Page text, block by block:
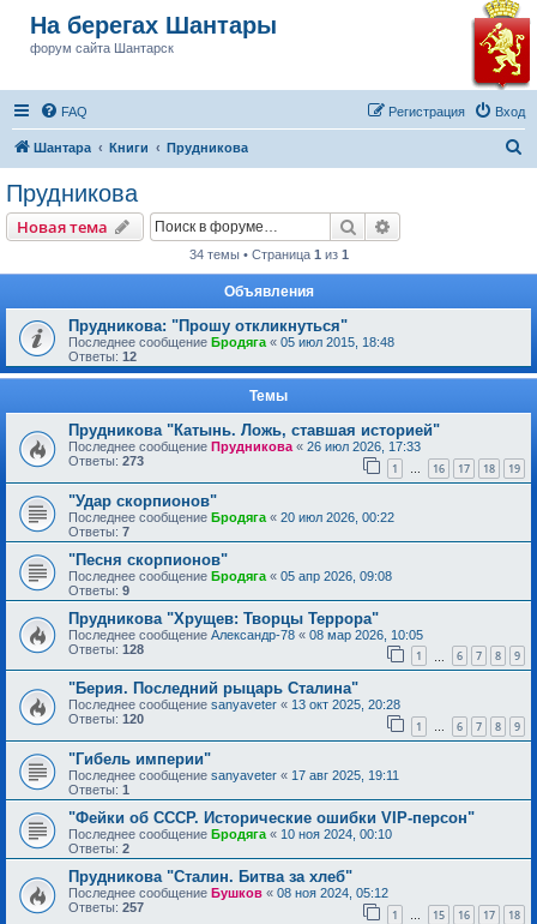
На берегах Шантары
форум сайта Шантарск
FAQ Вход
Регистрация
Шантара Книги Прудникова
Прудникова
Новая тема Поиск
34 темы • Страница 1 из 1
Объявления
Прудникова: "Прошу откликнуться"
Последнее сообщение Бродяга « 05 июл 2015, 18:48
Ответы: 12
Темы
Прудникова "Катынь. Ложь, ставшая историей"
Последнее сообщение Прудникова « 26 июл 2026, 17:33
Ответы: 273 1 … 16 17 18 19
"Удар скорпионов"
Последнее сообщение Бродяга « 20 июл 2026, 00:22
Ответы: 7
"Песня скорпионов"
Последнее сообщение Бродяга « 05 апр 2026, 09:08
Ответы: 9
Прудникова "Хрущев: Творцы Террора"
Последнее сообщение Александр-78 « 08 мар 2026, 10:05
Ответы: 128 1 6 7 8 9
"Берия. Последний рыцарь Сталина"
Последнее сообщение sanyaveter « 13 окт 2025, 20:28
Ответы: 120 1 … 6 7 8 9
"Гибель империи"
Последнее сообщение sanyaveter « 17 авг 2025, 19:11
Ответы: 1
"Фейки об СССР. Исторические ошибки VIP-персон"
Последнее сообщение Бродяга « 10 ноя 2024, 00:10
Ответы: 2
Прудникова "Сталин. Битва за хлеб"
Последнее сообщение Бушков « 08 ноя 2024, 05:12
Ответы: 257 1 … 15 16 17 18